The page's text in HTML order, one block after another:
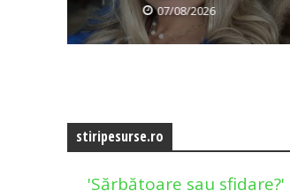
07/08/2026
stiripesurse.ro
'Sărbătoare sau sfidare?'